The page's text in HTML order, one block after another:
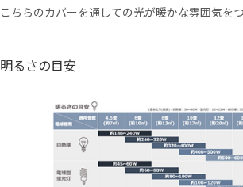
こちらのカバーを通しての光が暖かな雰囲気をつ
明るさの目安